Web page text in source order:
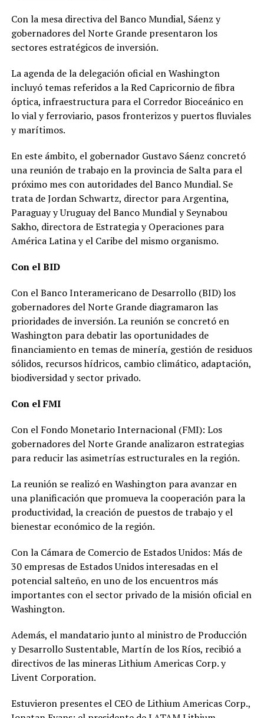
Con la mesa directiva del Banco Mundial, Sáenz y
gobernadores del Norte Grande presentaron los
sectores estratégicos de inversión.
La agenda de la delegación oficial en Washington
incluyó temas referidos a la Red Capricornio de fibra
óptica, infraestructura para el Corredor Bioceánico en
lo vial y ferroviario, pasos fronterizos y puertos fluviales
y marítimos.
En este ámbito, el gobernador Gustavo Sáenz concretó
una reunión de trabajo en la provincia de Salta para el
próximo mes con autoridades del Banco Mundial. Se
trata de Jordan Schwartz, director para Argentina,
Paraguay y Uruguay del Banco Mundial y Seynabou
Sakho, directora de Estrategia y Operaciones para
América Latina y el Caribe del mismo organismo.
Con el BID
Con el Banco Interamericano de Desarrollo (BID) los
gobernadores del Norte Grande diagramaron las
prioridades de inversión. La reunión se concretó en
Washington para debatir las oportunidades de
financiamiento en temas de minería, gestión de residuos
sólidos, recursos hídricos, cambio climático, adaptación,
biodiversidad y sector privado.
Con el FMI
Con el Fondo Monetario Internacional (FMI): Los
gobernadores del Norte Grande analizaron estrategias
para reducir las asimetrías estructurales en la región.
La reunión se realizó en Washington para avanzar en
una planificación que promueva la cooperación para la
productividad, la creación de puestos de trabajo y el
bienestar económico de la región.
Con la Cámara de Comercio de Estados Unidos: Más de
30 empresas de Estados Unidos interesadas en el
potencial salteño, en uno de los encuentros más
importantes con el sector privado de la misión oficial en
Washington.
Además, el mandatario junto al ministro de Producción
y Desarrollo Sustentable, Martín de los Ríos, recibió a
directivos de las mineras Lithium Americas Corp. y
Livent Corporation.
Estuvieron presentes el CEO de Lithium Americas Corp.,